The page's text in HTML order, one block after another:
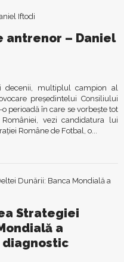
antrenor – Daniel
decenii, multiplul campion al
preşedintelui Consiliului
perioadă în care se vorbeşte tot
vezi candidatura lui
Române de Fotbal, o...
Strategiei
a